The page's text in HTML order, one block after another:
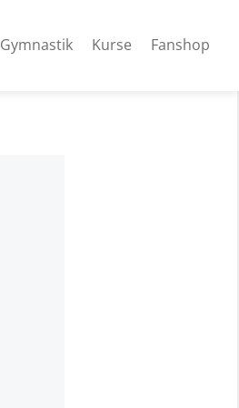
Gymnastik Kurse Fanshop